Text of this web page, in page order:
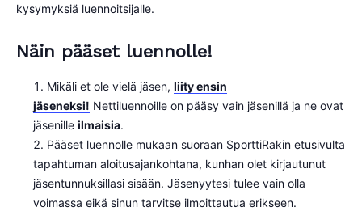
kysymyksiä luennoitsijalle.
Näin pääset luennolle!
Mikäli et ole vielä jäsen, liity ensin
jäseneksi! Nettiluennoille on pääsy vain jäsenillä ja ne ovat
jäsenille ilmaisia.
Pääset luennolle mukaan suoraan SporttiRakin etusivulta
tapahtuman aloitusajankohtana, kunhan olet kirjautunut
jäsentunnuksillasi sisään. Jäsenyytesi tulee vain olla
voimassa eikä sinun tarvitse ilmoittautua erikseen.